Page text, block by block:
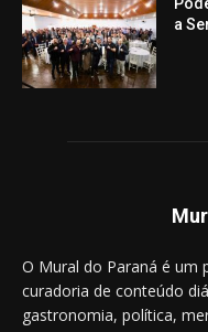
a
O Mural do Paraná é um
curadoria de conteúdo
gastronomia, política,